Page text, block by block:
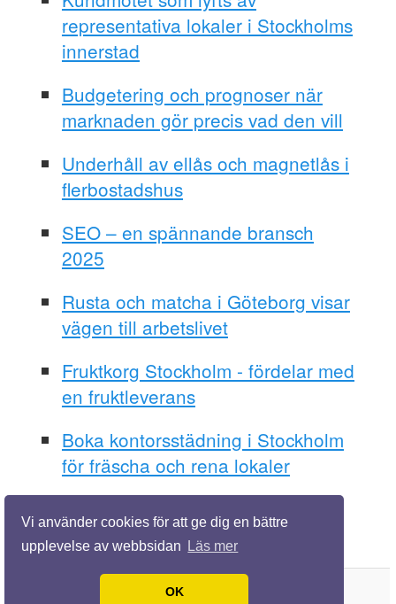
Vi använder cookies för att ge dig en bättre
upplevelse av webbsidan
Läs mer
OK
representativa lokaler i Stockholms
innerstad
Budgetering och prognoser när
marknaden gör precis vad den vill
Underhåll av ellås och magnetlås i
flerbostadshus
SEO – en spännande bransch
2025
Rusta och matcha i Göteborg visar
vägen till arbetslivet
Fruktkorg Stockholm - fördelar med
en fruktleverans
Boka kontorsstädning i Stockholm
för fräscha och rena lokaler